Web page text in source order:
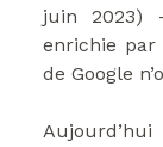
juin 2023)
enrichie par
de Google